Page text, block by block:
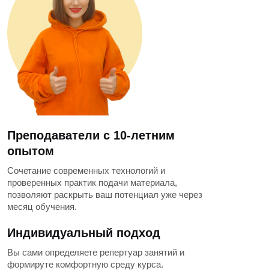
Преподаватели с 10-летним
опытом
Сочетание современных технологий и
проверенных практик подачи материала,
позволяют раскрыть ваш потенциал уже через
месяц обучения.
Индивидуальный подход
Вы сами определяете репертуар занятий и
формируте комфортную среду курса.